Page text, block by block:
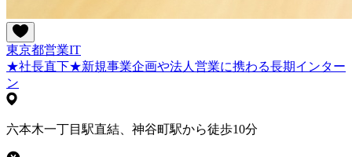
東京都営業IT
★社長直下★新規事業企画や法人営業に携わる長期インター
ン
六本木一丁目駅直結、神谷町駅から徒歩10分